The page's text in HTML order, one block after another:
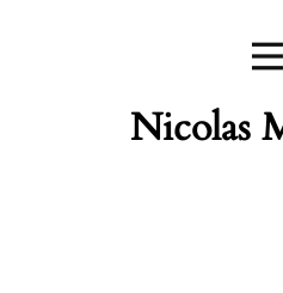
Nicolas